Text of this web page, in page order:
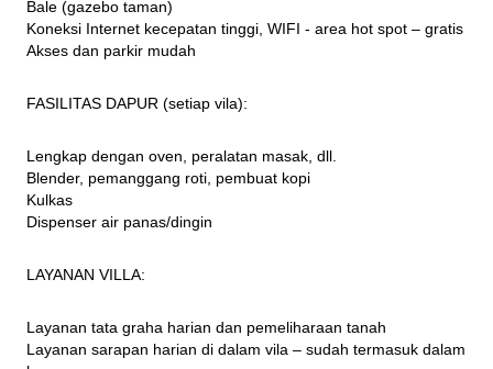
Bale (gazebo taman)
Koneksi Internet kecepatan tinggi, WIFI - area hot spot – gratis
Akses dan parkir mudah
FASILITAS DAPUR (setiap vila):
Lengkap dengan oven, peralatan masak, dll.
Blender, pemanggang roti, pembuat kopi
Kulkas
Dispenser air panas/dingin
LAYANAN VILLA:
Layanan tata graha harian dan pemeliharaan tanah
Layanan sarapan harian di dalam vila – sudah termasuk dalam